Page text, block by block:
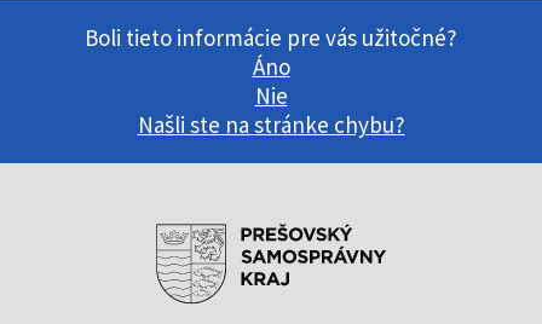
Boli tieto informácie pre vás užitočné?
Áno
Nie
Našli ste na stránke chybu?